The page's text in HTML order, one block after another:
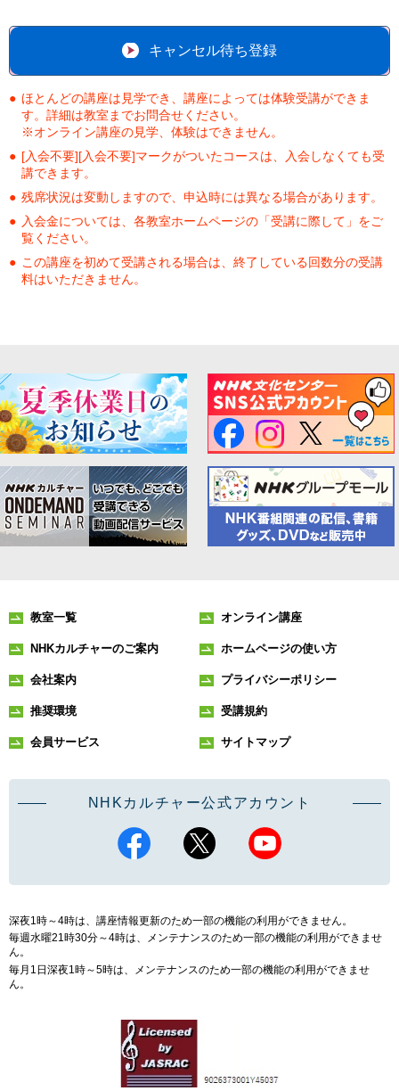
キャンセル待ち登録
ほとんどの講座は見学でき、講座によっては体験受講ができま
す。詳細は教室までお問合せください。
※オンライン講座の見学、体験はできません。
[入会不要][入会不要]マークがついたコースは、入会しなくても受
講できます。
残席状況は変動しますので、申込時には異なる場合があります。
入会金については、各教室ホームページの「受講に際して」をご
覧ください。
この講座を初めて受講される場合は、終了している回数分の受講
料はいただきません。
教室一覧 オンライン講座
NHKカルチャーのご案内 ホームページの使い方
会社案内 プライバシーポリシー
推奨環境 受講規約
会員サービス サイトマップ
NHKカルチャー公式アカウント
深夜1時～4時は、講座情報更新のため一部の機能の利用ができません。
毎週水曜21時30分～4時は、メンテナンスのため一部の機能の利用ができませ
ん。
毎月1日深夜1時～5時は、メンテナンスのため一部の機能の利用ができませ
ん。